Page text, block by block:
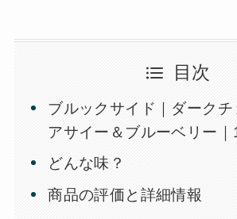
目次
ブルックサイド｜ダークチ
アサイー＆ブルーベリー
どんな味？
商品の評価と詳細情報